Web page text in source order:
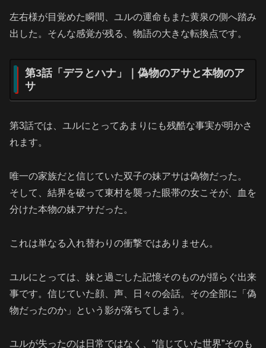
左右様が目覚めた瞬間、ユルの運命もまた黄泉の側へ踏み
出した。そんな感覚が残る、物語の大きな転換点です。
第3話「デラとハナ」｜偽物のアサと本物のア
サ
第3話では、ユルにとってあまりにも残酷な事実が明かさ
れます。
唯一の家族だと信じていた双子の妹アサは偽物だった。
そして、結界を破って東村を襲った眼帯の女こそが、血を
分けた本物の妹アサだった。
これは単なる入れ替わりの衝撃ではありません。
ユルにとっては、妹と過ごした記憶そのものが揺らぐ出来
事です。信じていた顔、声、日々の会話。その全部に「偽
物だったのか」という影が落ちてしまう。
ユルが失ったのは日常ではなく、“信じていた世界”そのも